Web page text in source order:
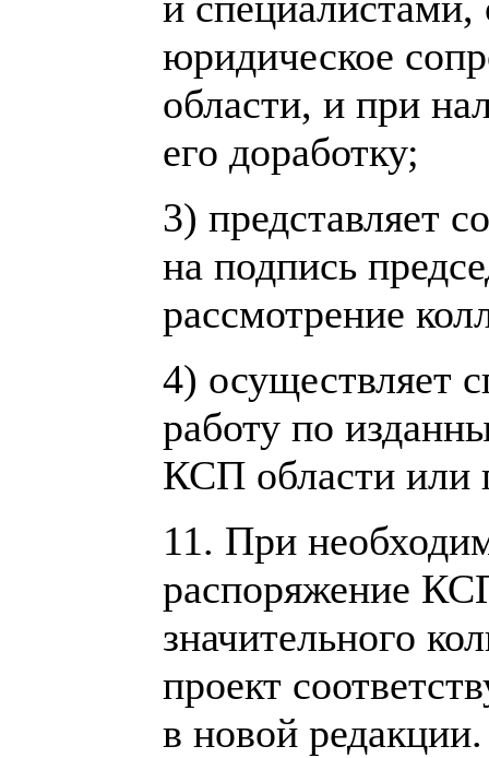
юридическое
области, и при
его доработку;
3) представляет
на подпись
рассмотрение
4) осуществляет
работу по
КСП области или
11. При
распоряжение
значительного
проект
в новой редакции.